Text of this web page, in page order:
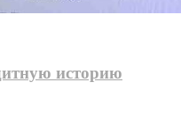
историю